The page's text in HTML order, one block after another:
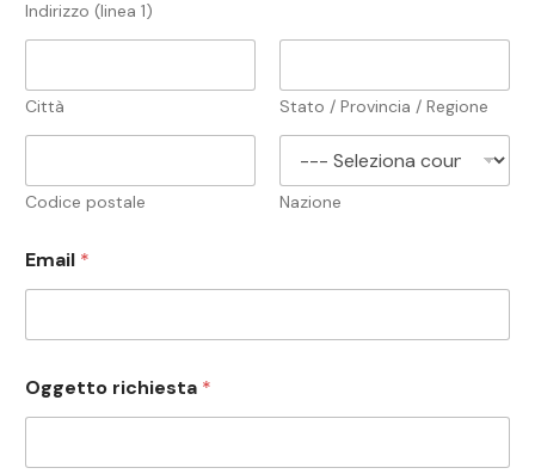
Indirizzo (linea 1)
Città Stato / Provincia / Regione
Codice postale Nazione
Email *
Oggetto richiesta *